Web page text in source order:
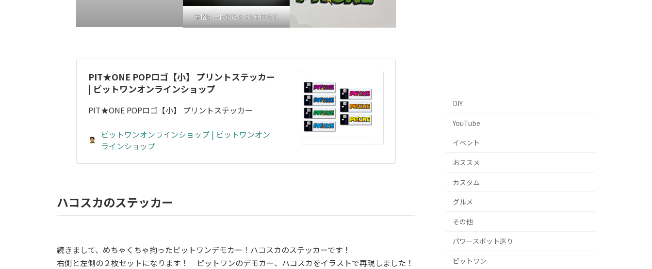
価格は一枚税込み５5０円です
PIT★ONE POPロゴ【小】 プリントステッカー
| ピットワンオンラインショップ
PIT★ONE POPロゴ【小】 プリントステッカー
ピットワンオンラインショップ | ピットワンオン
ラインショップ
ハコスカのステッカー
続きまして、めちゃくちゃ拘ったピットワンデモカー！ハコスカのステッカーです！
右側と左側の２枚セットになります！ ピットワンのデモカー、ハコスカをイラストで再現しました！
DIY
YouTube
イベント
おススメ
カスタム
グルメ
その他
パワースポット巡り
ピットワン